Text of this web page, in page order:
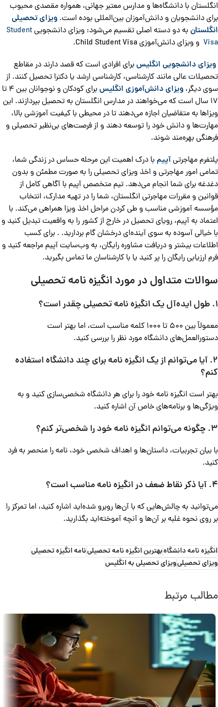
انگلستان با دانشگاه‌ها و مدارس معتبر جهانی، همواره مقصدی محبوب
برای دانشجویان و دانش‌آموزان بین‌المللی بوده است. ویزای تحصیلی
انگلستان به دو دسته اصلی تقسیم می‌شود: ویزای دانشجوییStudent
Visa و ویزای دانش‌آموزی Child Student Visa.
ویزای دانشجویی انگلیسبرای افرادی است که قصد دارند در مقاطع
تحصیلات عالی مانند کارشناسی، کارشناسی ارشد یا دکترا تحصیل کنند. از
سوی دیگر، ویزای دانش‌آموزی انگلیس
برای کودکان و نوجوانان بین ۴ تا
۱۷ سال است که می‌خواهند در مدارس انگلستان به تحصیل بپردازند. این
ویزاها به متقاضیان اجازه می‌دهند تا در محیطی با کیفیت آموزشی بالا،
مهارت‌ها و دانش خود را توسعه دهند و از فرصت‌های بی‌نظیر تحصیلی و
فرهنگی بهره‌مند شوند.
پلتفرم مهاجرتیآپیم با درک اهمیت این مرحله حساس در زندگی شما،
تمامی امور مهاجرتی و اخذ ویزای تحصیلی را به صورت مطمئن و بدون
دغدغه برای شما انجام می‌دهد. تیم متخصص آپیم با آگاهی کامل از
قوانین و مقررات مهاجرتی انگلستان، شما را در تهیه مدارک، انتخاب
مؤسسه آموزشی مناسب و طی کردن مراحل اخذ ویزا همراهی می‌کند. با
اعتماد به آپیم، رویای تحصیل در خارج از کشور را به واقعیت تبدیل کنید و
با خیالی آسوده به سوی آینده‌ای درخشان گام بردارید. . برای کسب
اطلاعات بیشتر و دریافت مشاوره رایگان، به وب‌سایت آپیم مراجعه کنید و
فرم ارزیابی رایگان را پر کنید یا با کارشناسان ما تماس بگیرید.
سوالات متداول در مورد انگیزه نامه تحصیلی
۱. طول ایده‌آل یک انگیزه نامه تحصیلی چقدر است؟
معمولاً بین ۵۰۰ تا ۱۰۰۰ کلمه مناسب است، اما بهتر است
دستورالعمل‌های دانشگاه مورد نظر را بررسی کنید.
۲. آیا می‌توانم از یک انگیزه نامه برای چند دانشگاه استفاده
کنم؟
بهتر است انگیزه نامه خود را برای هر دانشگاه شخصی‌سازی کنید و به
ویژگی‌ها و برنامه‌های خاص آن اشاره کنید.
۳. چگونه می‌توانم انگیزه نامه خود را شخصی‌تر کنم؟
با بیان تجربیات، داستان‌ها و اهداف شخصی خود، نامه را منحصر به فرد
کنید.
۴. آیا ذکر نقاط ضعف در انگیزه نامه مناسب است؟
می‌توانید به چالش‌هایی که با آن‌ها روبرو شده‌اید اشاره کنید، اما تمرکز را
بر روی نحوه غلبه بر آن‌ها و آنچه آموخته‌اید بگذارید.
انگیزه نامه دانشگاهبهترین انگیزه نامه تحصیلینامه انگیزه تحصیلی
ویزای تحصیلیویزای تحصیلی به انگلیس
مطالب مرتبط